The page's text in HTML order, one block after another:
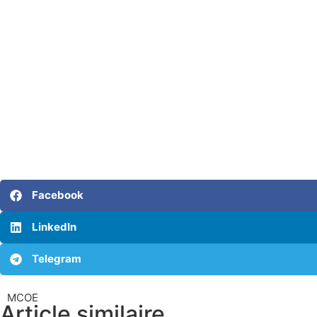
Facebook
LinkedIn
Telegram
MCOE